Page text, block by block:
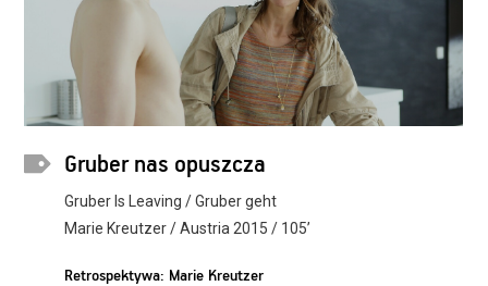
Gruber nas opuszcza
Gruber Is Leaving / Gruber geht
Marie Kreutzer / Austria 2015 / 105’
Retrospektywa: Marie Kreutzer